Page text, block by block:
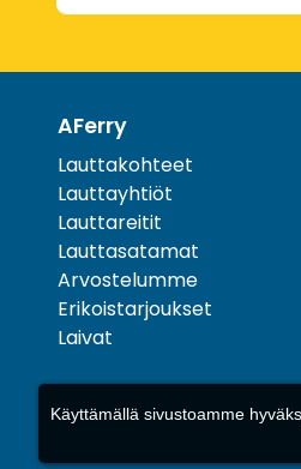
AFerry
Lauttakohteet
Lauttayhtiöt
Lauttareitit
Lauttasatamat
Arvostelumme
Erikoistarjoukset
Laivat
Käyttämällä sivustoamme